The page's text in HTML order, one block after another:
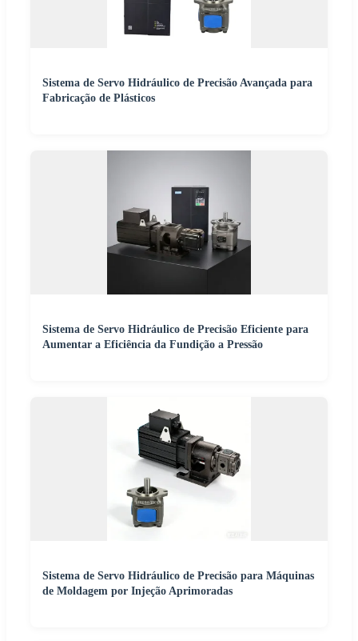
Sistema de Servo Hidráulico de Precisão Avançada para
Fabricação de Plásticos
Sistema de Servo Hidráulico de Precisão Eficiente para
Aumentar a Eficiência da Fundição a Pressão
Sistema de Servo Hidráulico de Precisão para Máquinas
de Moldagem por Injeção Aprimoradas